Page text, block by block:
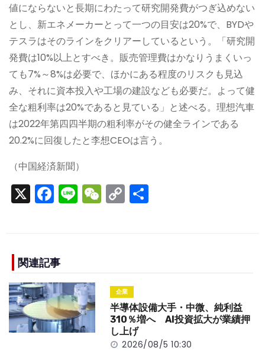
値にならないと長期にわたって研究開発費がつぎ込めない
とし、新エネメーカーとって一つの目安は20%で、BYDや
テスラはそのラインをクリアーしているという。「研究開
発費は10%以上とすべき。販売管理費はかなりうまくいっ
ても7%～8%は必要で、ほかにある程度のリスクも見込
み、それに資本投入や工場の建設なども必要だ。よって健
全な粗利率は20%であると見ている」と述べる。理想汽車
は2022年第四四半期の粗利率がその健全ラインである
20.2%に回復したと李想CEOは言う。
（中国経済新聞）
X F
a
e
b
o
o
k
Li
n
W
e
C
o
n
k
関連記事
企業
半導体設備大手・中微、純利益
310％増へ AI投資拡大が業績押
し上げ
2026/08/5 10:30